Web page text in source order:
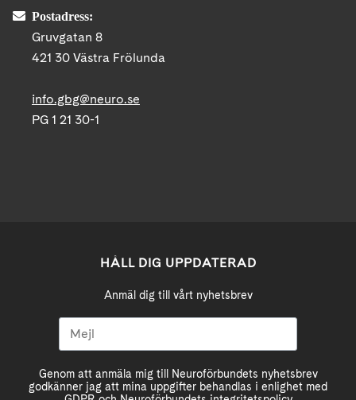
Postadress:
Gruvgatan 8
421 30 Västra Frölunda
info.gbg@neuro.se
PG 1 21 30-1
HÅLL DIG UPPDATERAD
Anmäl dig till vårt nyhetsbrev
Genom att anmäla mig till Neuroförbundets nyhetsbrev
godkänner jag att mina uppgifter behandlas i enlighet med